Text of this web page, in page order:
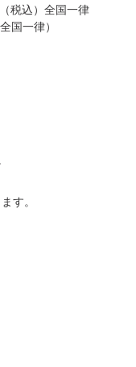
税込）全国一律
国一律）
す。